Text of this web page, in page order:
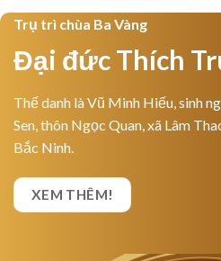
Trụ trì chùa Ba Vàng
Đại đức Thích
Thế danh là Vũ Minh Hiếu, sinh
Sen, thôn Ngọc Quan, xã Lâm
Bắc Ninh.
XEM THÊM!